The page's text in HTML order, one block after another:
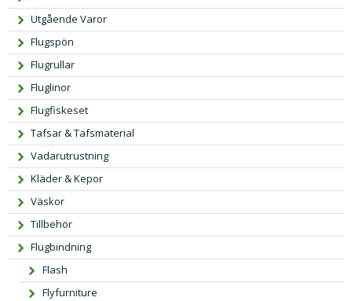
Utgående Varor
Flugspön
Flugrullar
Fluglinor
Flugfiskeset
Tafsar & Tafsmaterial
Vadarutrustning
Kläder & Kepor
Väskor
Tillbehör
Flugbindning
Flash
Flyfurniture